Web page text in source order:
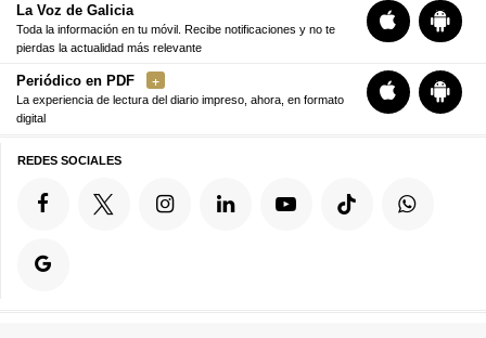
La Voz de Galicia
Toda la información en tu móvil. Recibe notificaciones y no te
pierdas la actualidad más relevante
Periódico en PDF
La experiencia de lectura del diario impreso, ahora, en formato
digital
REDES SOCIALES